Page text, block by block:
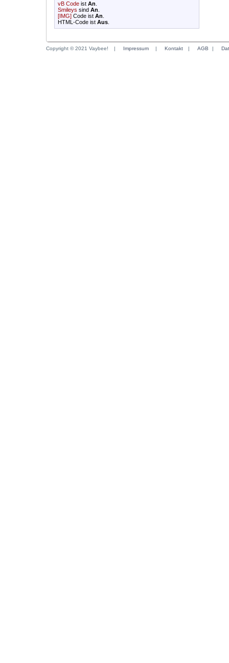
vB Code ist An
Smileys sind An
[IMG] Code ist An
HTML-Code ist Aus
Copyright © 2021 Vaybee! | Impressum | Kontakt | AGB |